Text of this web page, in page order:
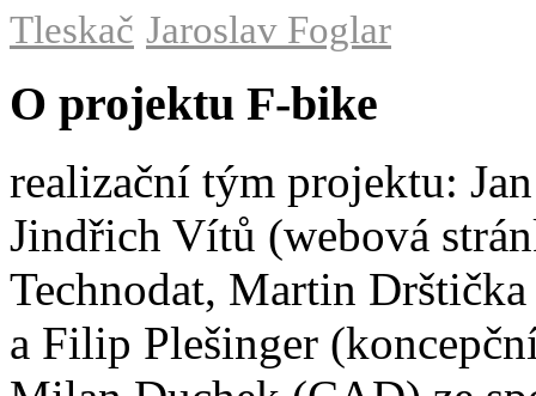
Tleskač Jaroslav Foglar
O projektu F-bike
realizační tým projektu:
Jindřich Vítů (webová
Technodat, Martin
a Filip Plešinger